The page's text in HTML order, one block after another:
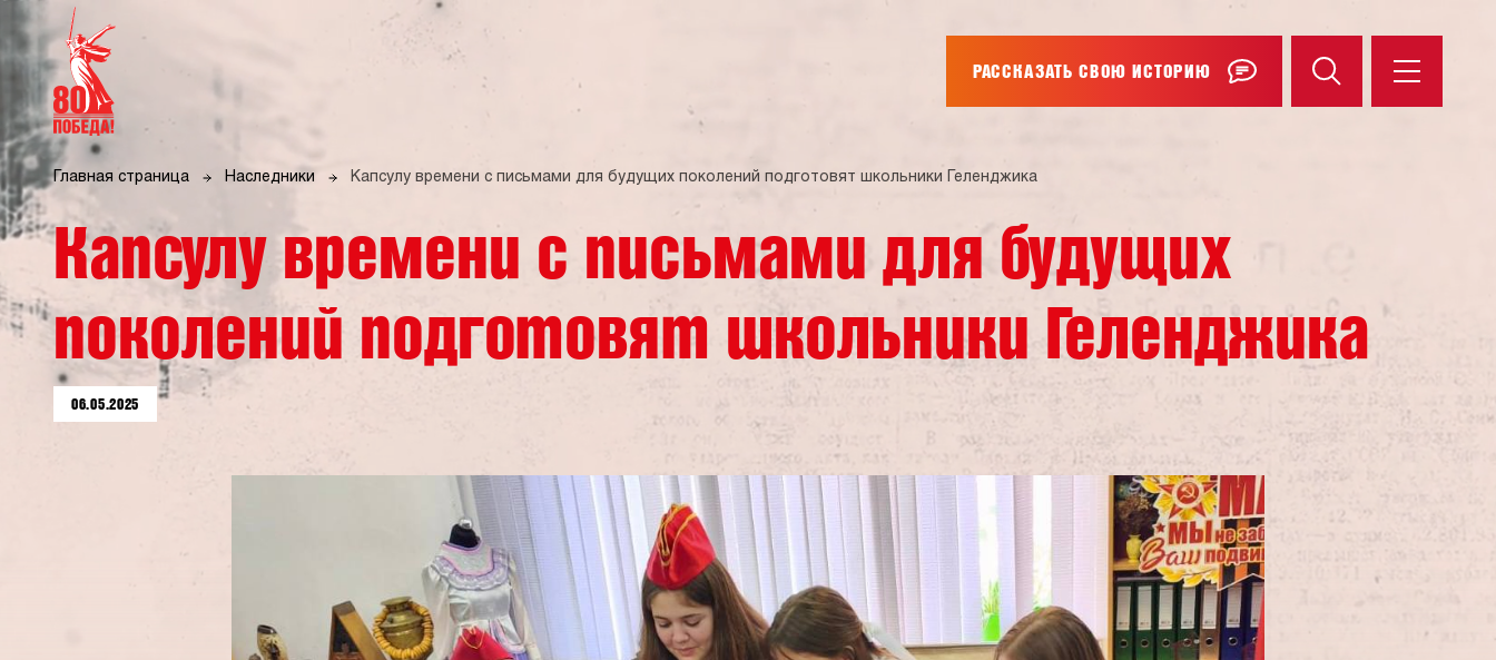
РАССКАЗАТЬ СВОЮ ИСТОРИЮ
Главная страница Наследники Капсулу времени с письмами для будущих поколений подготовят школьники Геленджика
Капсулу времени с письмами для будущих
поколений подготовят школьники Геленджика
06.05.2025